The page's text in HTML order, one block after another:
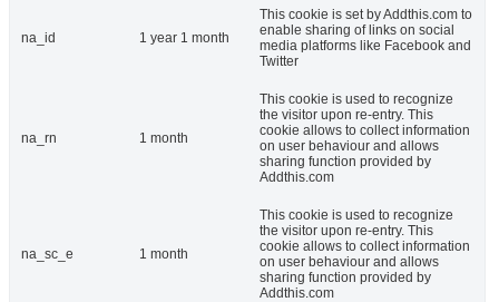
na_id 1 year 1 month
This cookie is set by Addthis.com to
enable sharing of links on social
media platforms like Facebook and
Twitter
na_rn 1 month
This cookie is used to recognize
the visitor upon re-entry. This
cookie allows to collect information
on user behaviour and allows
sharing function provided by
Addthis.com
na_sc_e 1 month
This cookie is used to recognize
the visitor upon re-entry. This
cookie allows to collect information
on user behaviour and allows
sharing function provided by
Addthis.com